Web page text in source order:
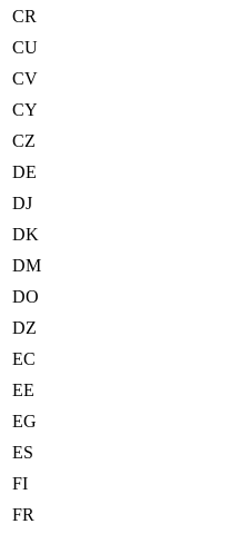
CR
CU
CV
CY
CZ
DE
DJ
DK
DM
DO
DZ
EC
EE
EG
ES
FI
FR